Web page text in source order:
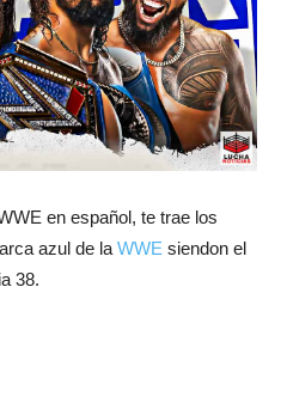
en español, te trae los
azul de la WWE siendon el
38.